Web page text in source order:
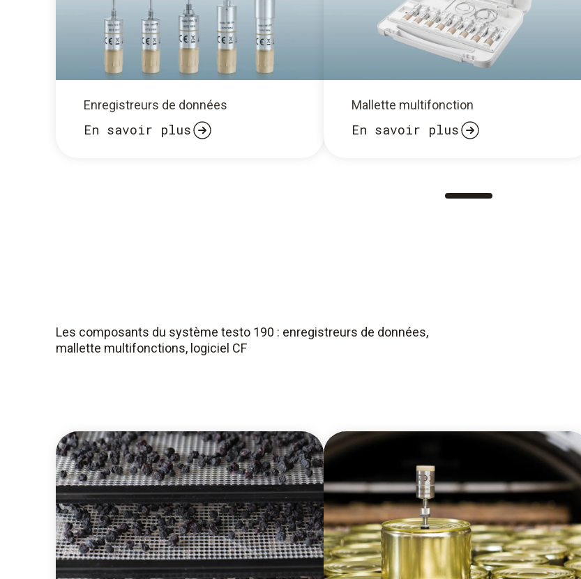
Enregistreurs de données
En savoir plus
Mallette multifonction
En savoir plus
Les composants du système testo 190 : enregistreurs de données,
mallette multifonctions, logiciel CF